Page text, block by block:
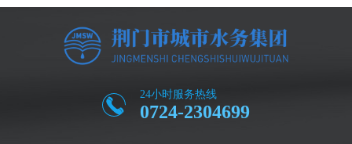
24小时服务热线
0724-2304699